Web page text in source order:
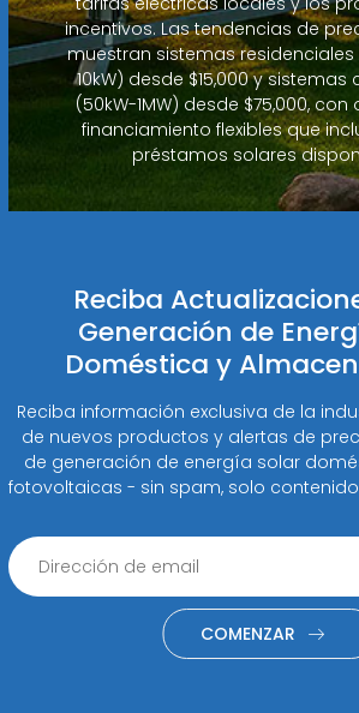
incentivos. Las tendencias de
muestran sistemas
10kW) desde $15,000 y
(50kW-1MW) desde $75,000,
financiamiento flexibles que
préstamos solares
Reciba
Generación de
Doméstica y
Reciba información exclusiva de la
de nuevos productos y alertas de
de generación de energía solar
fotovoltaicas - sin spam, solo
COMENZAR